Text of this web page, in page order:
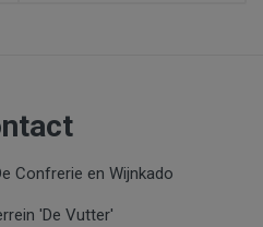
Confrerie en Wijnkado
'De Vutter'